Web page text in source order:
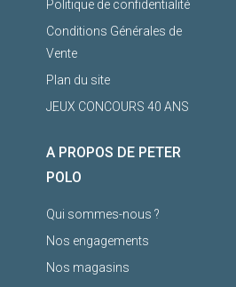
Politique de confidentialité
Conditions Générales de
Vente
Plan du site
JEUX CONCOURS 40 ANS
A PROPOS DE PETER
POLO
Qui sommes-nous ?
Nos engagements
Nos magasins